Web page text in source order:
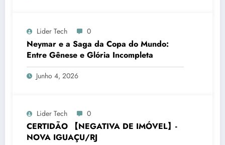
Lider Tech 0
Neymar e a Saga da Copa do Mundo:
Entre Gênese e Glória Incompleta
Junho 4, 2026
Lider Tech 0
CERTIDÃO 【NEGATIVA DE IMÓVEL】-
NOVA IGUAÇU/RJ